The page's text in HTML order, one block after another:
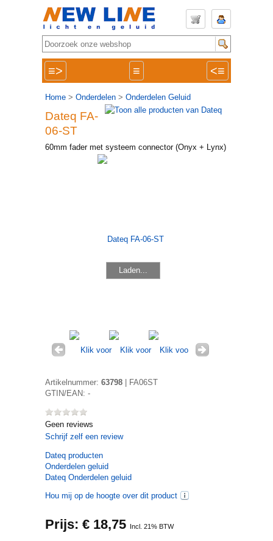
≡> ≡ <≡
Home > Onderdelen > Onderdelen Geluid
Dateq FA-
06-ST
60mm fader met systeem connector (Onyx + Lynx)
Laden...
Artikelnummer: 63798
FA06ST
GTIN/EAN: -
Geen reviews
Schrijf zelf een review
Dateq producten
Onderdelen geluid
Dateq Onderdelen geluid
Hou mij op de hoogte over dit product
Prijs: € 18,75 Incl. 21% BTW